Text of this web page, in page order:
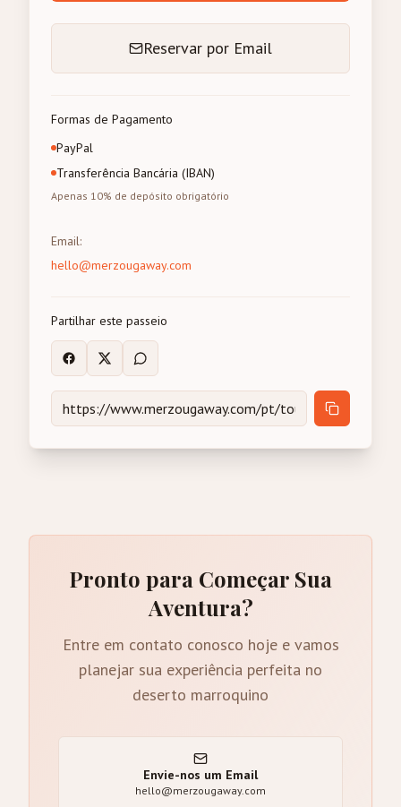
Reservar por Email
Formas de Pagamento
PayPal
Transferência Bancária (IBAN)
Apenas 10% de depósito obrigatório
Email:
hello@merzougaway.com
Partilhar este passeio
Pronto para Começar Sua
Aventura?
Entre em contato conosco hoje e vamos
planejar sua experiência perfeita no
deserto marroquino
Envie-nos um Email
hello@merzougaway.com